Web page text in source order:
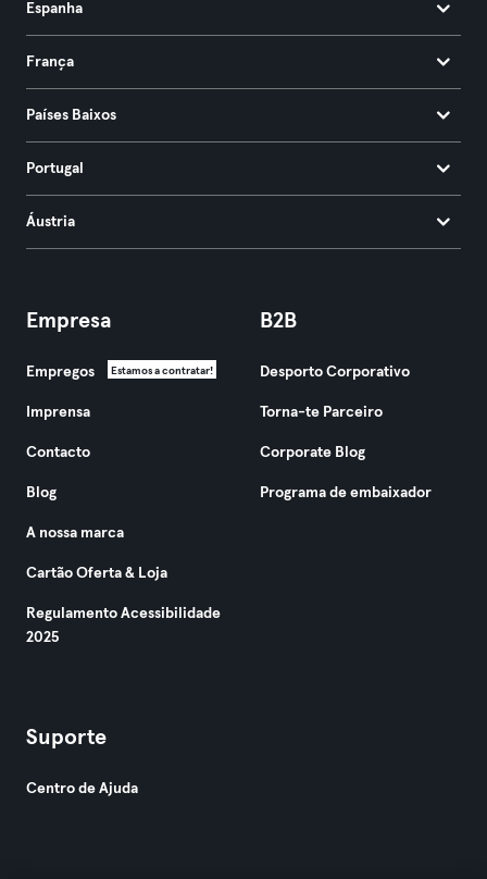
Espanha
França
Países Baixos
Portugal
Áustria
Empresa
Empregos Estamos a contratar!
Imprensa
Contacto
Blog
A nossa marca
Cartão Oferta & Loja
Regulamento Acessibilidade
2025
B2B
Desporto Corporativo
Torna-te Parceiro
Corporate Blog
Programa de embaixador
Suporte
Centro de Ajuda